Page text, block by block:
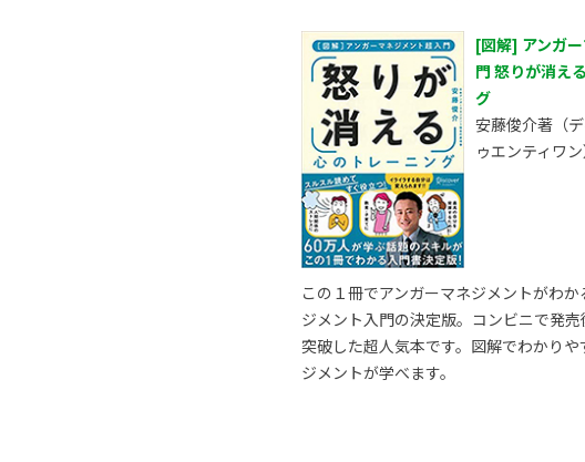
[図解] アンガ
門 怒りが消え
グ
安藤俊介著（
ゥエンティワン
この１冊でアンガーマネジメントがわ
ジメント入門の決定版。コンビニで発
突破した超人気本です。図解でわかりや
ジメントが学べます。